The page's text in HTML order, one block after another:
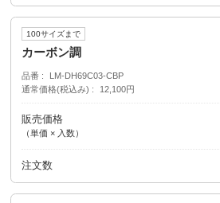
100サイズまで
カーボン調
品番
LM-DH69C03-CBP
通常価格(税込み)
12,100円
販売価格
（単価 × 入数）
注文数